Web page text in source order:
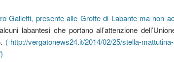
Galletti, presente alle Grotte di Labante ma non
labantesi che portano all’attenzione
( http://vergatonews24.it/2014/02/25/stella-